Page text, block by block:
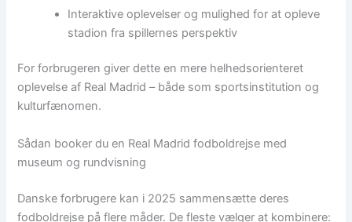
Interaktive oplevelser og mulighed for at opleve
stadion fra spillernes perspektiv
For forbrugeren giver dette en mere helhedsorienteret
oplevelse af Real Madrid – både som sportsinstitution og
kulturfænomen.
Sådan booker du en Real Madrid fodboldrejse med
museum og rundvisning
Danske forbrugere kan i 2025 sammensætte deres
fodboldrejse på flere måder. De fleste vælger at kombinere: